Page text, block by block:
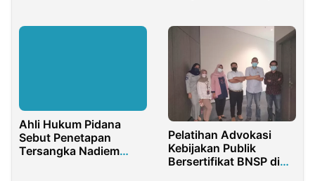
Ahli Hukum Pidana
Sebut Penetapan
Tersangka Nadiem
Pelatihan Advokasi
Kebijakan Publik
Bersertifikat BNSP di